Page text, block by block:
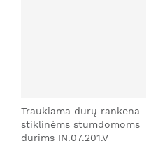
Traukiama durų rankena
stiklinėms stumdomoms
durims IN.07.201.V